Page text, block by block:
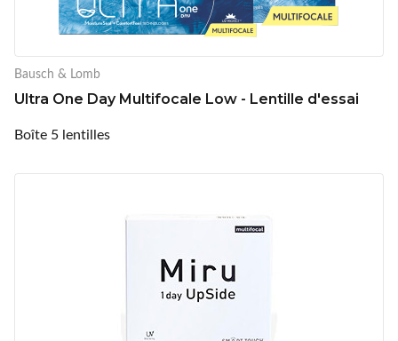
Bausch & Lomb
Ultra One Day Multifocale Low - Lentille d'essai
Boîte 5 lentilles